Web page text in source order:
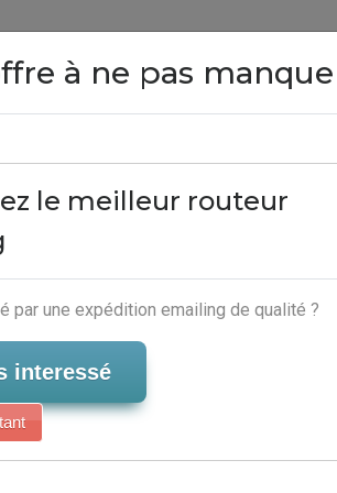
-
à ne pas
le meilleur routeur
par une expédition emailing de qualité ?
interessé